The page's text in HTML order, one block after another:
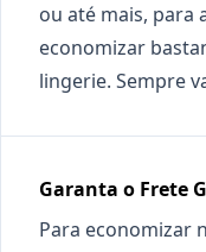
ou até mais, para
economizar
lingerie. Sempre
Garanta o Frete
Para economizar